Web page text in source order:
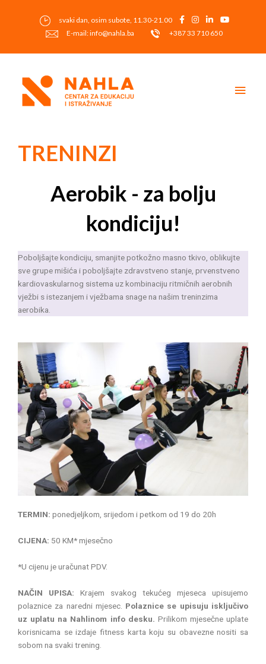
svaki dan, osim subote, 11.30-21.00
E-mail: info@nahla.ba
+387 33 710 650
TRENINZI
Aerobik - za bolju
kondiciju!
Poboljšajte kondiciju, smanjite potkožno masno tkivo, oblikujte
sve grupe mišića i poboljšajte zdravstveno stanje, prvenstveno
kardiovaskularnog sistema uz kombinaciju ritmičnih aerobnih
vježbi s istezanjem i vježbama snage na našim treninzima
aerobika.
TERMIN: ponedjeljkom, srijedom i petkom od 19 do 20h
CIJENA: 50 KM* mjesečno
*U cijenu je uračunat PDV.
NAČIN UPISA: Krajem svakog tekućeg mjeseca upisujemo
polaznice za naredni mjesec. Polaznice se upisuju isključivo
uz uplatu na Nahlinom info desku. Prilikom mjesečne uplate
korisnicama se izdaje fitness karta koju su obavezne nositi sa
sobom na svaki trening.